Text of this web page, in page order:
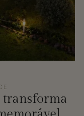
transforma